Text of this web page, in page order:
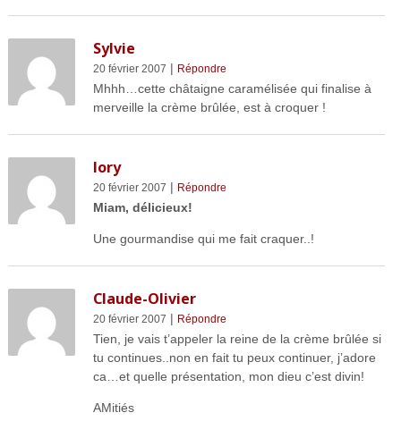
Sylvie
20 février 2007 | Répondre
Mhhh…cette châtaigne caramélisée qui finalise à
merveille la crème brûlée, est à croquer !
lory
20 février 2007 | Répondre
Miam, délicieux!
Une gourmandise qui me fait craquer..!
Claude-Olivier
20 février 2007 | Répondre
Tien, je vais t’appeler la reine de la crème brûlée si
tu continues..non en fait tu peux continuer, j’adore
ca…et quelle présentation, mon dieu c’est divin!
AMitiés